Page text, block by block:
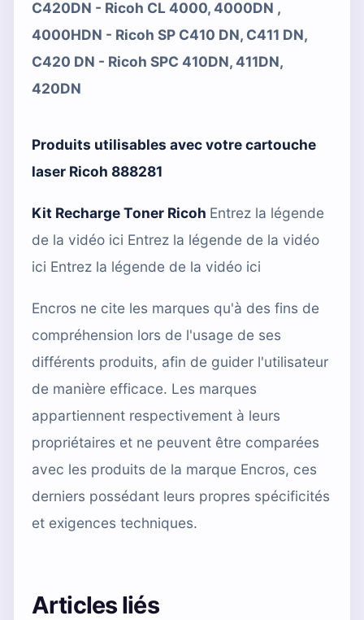
C420DN - Ricoh CL 4000, 4000DN ,
4000HDN - Ricoh SP C410 DN, C411 DN,
C420 DN - Ricoh SPC 410DN, 411DN,
420DN
Produits utilisables avec votre cartouche
laser Ricoh 888281
Kit Recharge Toner Ricoh Entrez la légende
de la vidéo ici Entrez la légende de la vidéo
ici Entrez la légende de la vidéo ici
Encros ne cite les marques qu'à des fins de
compréhension lors de l'usage de ses
différents produits, afin de guider l'utilisateur
de manière efficace. Les marques
appartiennent respectivement à leurs
propriétaires et ne peuvent être comparées
avec les produits de la marque Encros, ces
derniers possédant leurs propres spécificités
et exigences techniques.
Articles liés